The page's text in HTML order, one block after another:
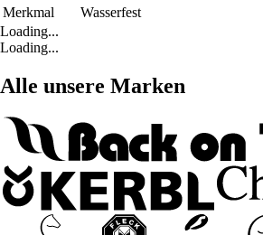
Merkmal
Wasserfest
Loading...
Loading...
Alle unsere Marken